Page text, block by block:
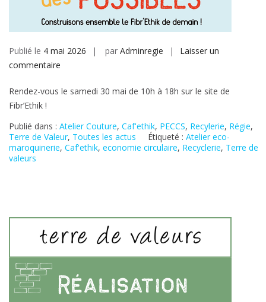
Publié le 4 mai 2026 par Adminregie
Laisser un
commentaire
Rendez-vous le samedi 30 mai de 10h à 18h sur le site de
Fibr’Ethik !
Publié dans : Atelier Couture, Caf'ethik, PECCS, Recylerie, Régie,
Terre de Valeur, Toutes les actus Étiqueté : Atelier eco-
maroquinerie, Caf'ethik, economie circulaire, Recyclerie, Terre de
valeurs